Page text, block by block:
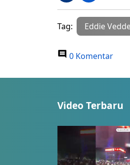
Tag: Eddie
0 Komentar
Video Terbaru